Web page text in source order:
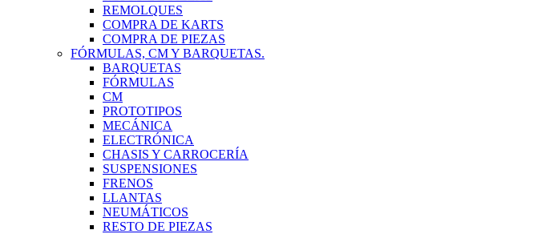
REMOLQUES
COMPRA DE KARTS
COMPRA DE PIEZAS
FÓRMULAS, CM Y BARQUETAS.
BARQUETAS
FÓRMULAS
CM
PROTOTIPOS
MECÁNICA
ELECTRÓNICA
CHASIS Y CARROCERÍA
SUSPENSIONES
FRENOS
LLANTAS
NEUMÁTICOS
RESTO DE PIEZAS